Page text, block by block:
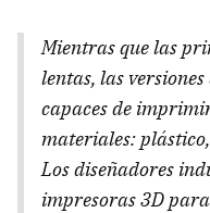
Mientras que las
lentas, las
capaces de
materiales:
Los diseñadores
impresoras 3D